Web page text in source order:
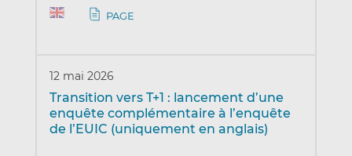
PAGE
12 mai 2026
Transition vers T+1 : lancement d’une
enquête complémentaire à l’enquête
de l’EUIC (uniquement en anglais)